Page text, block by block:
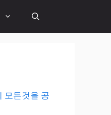
모든것을 공